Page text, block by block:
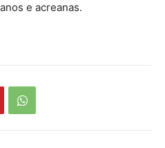
e acreanas.